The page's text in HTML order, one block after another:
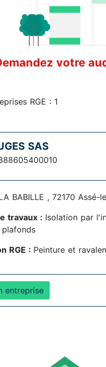
votre
RGE : 1
SAS
BABILLE , 72170 Assé-
travaux : Isolation par
RGE : Peinture et
entreprise